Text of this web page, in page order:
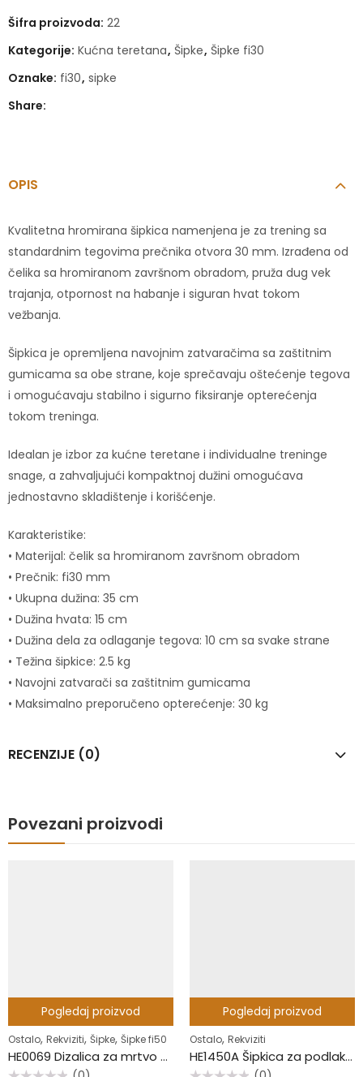
Šifra proizvoda: 22
Kategorije: Kućna teretana, Šipke, Šipke fi30
Oznake: fi30, sipke
Share:
OPIS
Kvalitetna hromirana šipkica namenjena je za trening sa
standardnim tegovima prečnika otvora 30 mm. Izrađena od
čelika sa hromiranom završnom obradom, pruža dug vek
trajanja, otpornost na habanje i siguran hvat tokom
vežbanja.
Šipkica je opremljena navojnim zatvaračima sa zaštitnim
gumicama sa obe strane, koje sprečavaju oštećenje tegova
i omogućavaju stabilno i sigurno fiksiranje opterećenja
tokom treninga.
Idealan je izbor za kućne teretane i individualne treninge
snage, a zahvaljujući kompaktnoj dužini omogućava
jednostavno skladištenje i korišćenje.
Karakteristike:
• Materijal: čelik sa hromiranom završnom obradom
• Prečnik: fi30 mm
• Ukupna dužina: 35 cm
• Dužina hvata: 15 cm
• Dužina dela za odlaganje tegova: 10 cm sa svake strane
• Težina šipkice: 2.5 kg
• Navojni zatvarači sa zaštitnim gumicama
• Maksimalno preporučeno opterećenje: 30 kg
RECENZIJE (0)
Povezani proizvodi
Pogledaj proizvod
Rekviziti ,
Pogledaj proizvod
Ostalo, Rekviziti
HE1450A Šipkica za podlakticu